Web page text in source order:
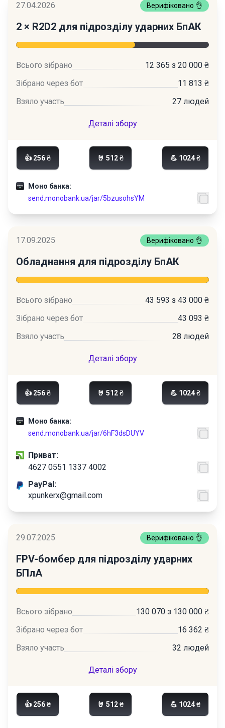
27.04.2026 Верифіковано 👌
2 × R2D2 для підрозділу ударних БпАК
Всього зібрано
12 365 з 20 000 ₴
Зібрано через бот
11 813 ₴
Взяло участь
27 людей
Деталі збору
Моно банка:
send.monobank.ua/jar/5bzusohsYM
👍 256 ₴ 🤘 512 ₴ 💪 1024 ₴
17.09.2025 Верифіковано 👌
Обладнання для підрозділу БпАК
Всього зібрано
43 593 з 43 000 ₴
Зібрано через бот
43 093 ₴
Взяло участь
28 людей
Деталі збору
Моно банка:
send.monobank.ua/jar/6hF3dsDUYV
👍 256 ₴ 🤘 512 ₴ 💪 1024 ₴
Приват:
4627 0551 1337 4002
PayPal:
xpunkerx@gmail.com
29.07.2025 Верифіковано 👌
FPV-бомбер для підрозділу ударних
БПлА
Всього зібрано
130 070 з 130 000 ₴
Зібрано через бот
16 362 ₴
Взяло участь
32 людей
Деталі збору
👍 256 ₴ 🤘 512 ₴ 💪 1024 ₴